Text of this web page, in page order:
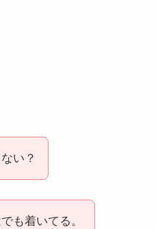
い？
も着いてる。